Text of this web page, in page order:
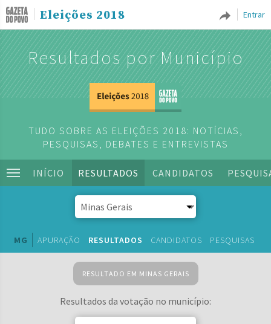
Entrar
Eleições 2018
Resultados por Município
TUDO SOBRE AS ELEIÇÕES 2018: NOTÍCIAS,
PESQUISAS, DEBATES E ENTREVISTAS
INÍCIO RESULTADOS CANDIDATOS
MG APURAÇÃO RESULTADOS CANDIDATOS PESQUISAS
RESULTADO EM MINAS GERAIS
Resultados da votação no município: